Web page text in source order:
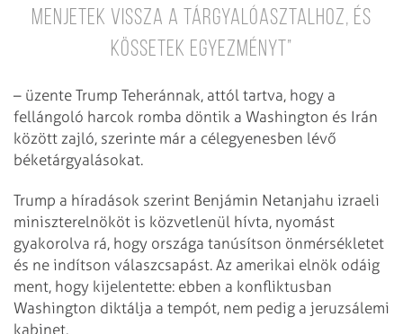
Menjetek vissza a tárgyalóasztalhoz, és
kössetek egyezményt”
– üzente Trump Teheránnak, attól tartva, hogy a
fellángoló harcok romba döntik a Washington és Irán
között zajló, szerinte már a célegyenesben lévő
béketárgyalásokat.
Trump a híradások szerint Benjámin Netanjahu izraeli
miniszterelnököt is közvetlenül hívta, nyomást
gyakorolva rá, hogy országa tanúsítson önmérsékletet
és ne indítson válaszcsapást. Az amerikai elnök odáig
ment, hogy kijelentette: ebben a konfliktusban
Washington diktálja a tempót, nem pedig a jeruzsálemi
kabinet.